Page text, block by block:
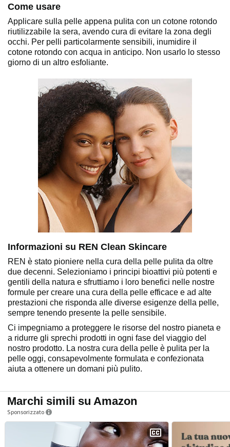
Come usare
Applicare sulla pelle appena pulita con un cotone rotondo
riutilizzabile la sera, avendo cura di evitare la zona degli
occhi. Per pelli particolarmente sensibili, inumidire il
cotone rotondo con acqua in anticipo. Non usarlo lo stesso
giorno di un altro esfoliante.
Informazioni su REN Clean Skincare
REN è stato pioniere nella cura della pelle pulita da oltre
due decenni. Selezioniamo i principi bioattivi più potenti e
gentili della natura e sfruttiamo i loro benefici nelle nostre
formule per creare una cura della pelle efficace e ad alte
prestazioni che risponda alle diverse esigenze della pelle,
sempre tenendo presente la pelle sensibile.
Ci impegniamo a proteggere le risorse del nostro pianeta e
a ridurre gli sprechi prodotti in ogni fase del viaggio del
nostro prodotto. La nostra cura della pelle è pulita per la
pelle oggi, consapevolmente formulata e confezionata
aiuta a ottenere un domani più pulito.
Marchi simili su Amazon
Sponsorizzato